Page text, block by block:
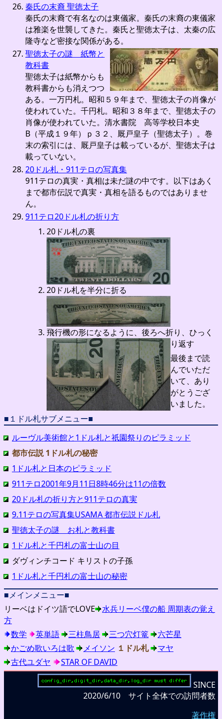
秦氏の末裔 聖徳太子
秦氏の末裔で有名なのは東儀家。秦氏の末裔の東儀家
は雅楽を世襲してきた。秦氏と聖徳太子は、太秦の広
隆寺など密接な関係がある。
聖徳太子の謎 紙幣と
教科書
聖徳太子は紙幣からも
教科書からも消えつつ
ある。一万円札。昭和５９年まで、聖徳太子の肖像が
使われていた。千円札。昭和３８年まで、聖徳太子の
肖像が使われていた。清水書院 高等学校日本史
B（平成１９年）ｐ３２、厩戸皇子（聖徳太子）。巻
末の索引には、厩戸皇子は載っているが、聖徳太子は
載っていない。
20ドル札・911テロの写真集
911テロの真実・真相は未だ謎の中です。以下はあく
まで都市伝説で真実・真相を語るものではありませ
ん。
911テロ20ドル札の折り方
20ドル札の裏
20ドル札を半分に折る
飛行機の形になるように、後ろへ折り、ひっく
り返す
最後まで読
んでいただ
いて、あり
がとうござ
いました。
■１ドル札サブメニュー■
ルーヴル美術館と1ドル札と祇園祭りのピラミッド
都市伝説 1ドル札の秘密
1ドル札と日本のピラミッド
911テロ2001年9月11日8時46分は11の倍数
20ドル札の折り方と911テロの真実
9.11テロの写真集USAMA 都市伝説ドル札
聖徳太子の謎 お札と教科書
1ドル札と千円札の富士山の目
ダヴィンチコード キリストの子孫
1ドル札と千円札の富士山の秘密
■メインメニュー■
リーベはドイツ語でLOVE
水兵リーベ僕の船 周期表の覚え
方
数学
英単語 三柱鳥居 三つ穴灯篭
六芒星
かごめ歌いろは歌
メイソン １ドル札
マヤ
古代ユダヤ
STAR OF DAVID
SINCE
2020/6/10 サイト全体での訪問者数
著作権